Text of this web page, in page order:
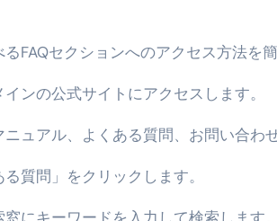
【最新】手袋の選び方 完全ガイド｜
電気カミソリ完全ガイド｜深剃り・肌
補聴器の選び方 完全ガイド｜集音器と
失敗しない「爪切り」完全ガイド：高
失敗しない「カニ」完全ガイド：ズワ
松前漬とは何か──北海道の海と暮らし
FAQセクションへのアクセス方法を
ンの公式サイトにアクセスします。
ュアル、よくある質問、お問い合わ
質問」をクリックします。